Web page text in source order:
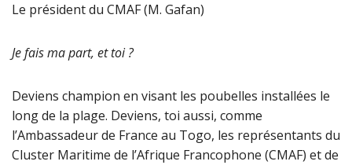
Le président du CMAF (M. Gafan)
Je fais ma part, et toi ?
Deviens champion en visant les poubelles installées le
long de la plage. Deviens, toi aussi, comme
l’Ambassadeur de France au Togo, les représentants du
Cluster Maritime de l’Afrique Francophone (CMAF) et de